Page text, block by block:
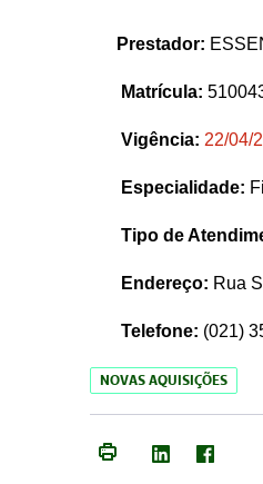
Prestador:
Matrícula:
Vigência: 22/04/
Especialidade:
Tipo de
Endereço: Rua
Telefone: (021)
NOVAS AQUISIÇÕES